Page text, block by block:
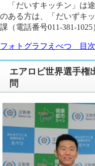
「だいすキッチン」は
のある方は、「だいずキ
課（電話番号011-381-
フォトグラフえべつ 目
エアロビ世界選手権
問